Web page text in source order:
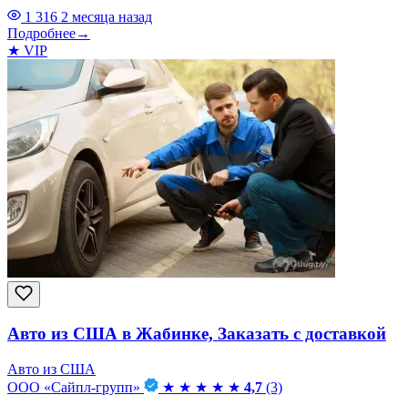
1 316 2 месяца назад
Подробнее→
★ VIP
Авто из США в Жабинке, Заказать с доставкой
Авто из США
ООО «Сайпл-групп»
★ ★ ★ ★ ★ 4,7 (3)